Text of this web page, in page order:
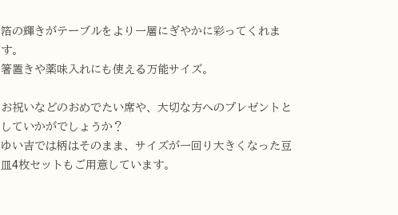
箔の輝きがテーブルをより一層にぎやかに彩ってくれま
す。
箸置きや薬味入れにも使える万能サイズ。
お祝いなどのおめでたい席や、大切な方へのプレゼントと
していかがでしょうか？
ゆい吉では柄はそのまま、サイズが一回り大きくなった豆
皿4枚セットもご用意しています。